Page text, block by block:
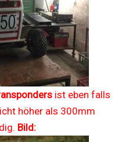
ist eben falls
höher als 300mm
Bild: